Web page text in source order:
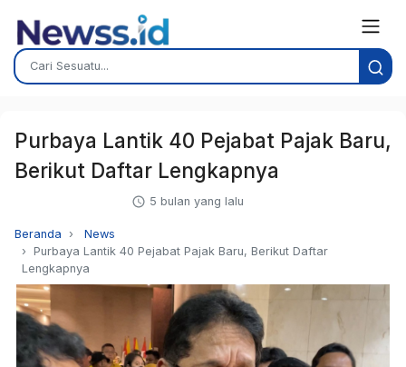
Purbaya Lantik 40 Pejabat Pajak Baru,
Berikut Daftar Lengkapnya
5 bulan yang lalu
Beranda
News
Purbaya Lantik 40 Pejabat Pajak Baru, Berikut Daftar
Lengkapnya